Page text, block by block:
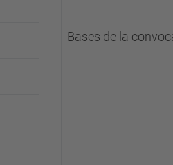
Bases de la